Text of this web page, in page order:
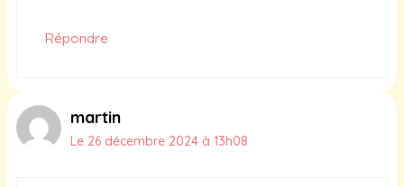
Répondre
martin
Le 26 décembre 2024 à 13h08